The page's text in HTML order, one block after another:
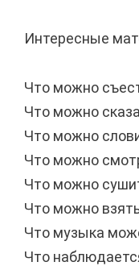
Интересные
Что можно
Что можно
Что можно
Что можно
Что можно
Что можно
Что музыка
Что